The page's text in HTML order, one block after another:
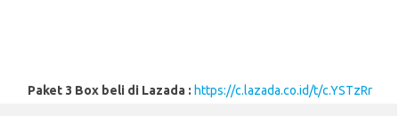
Paket 3 Box beli di Lazada : https://c.lazada.co.id/t/c.YSTzRr